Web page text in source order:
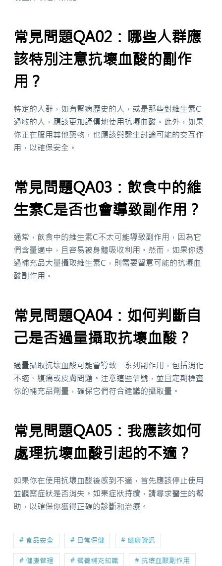
常見問題QA02：哪些人群應
該特別注意抗壞血酸的副作
用？
特定的人群，如有腎病歷史的人，或是那些對維生素C
過敏的人，應該更加謹慎地使用抗壞血酸。此外，如果
你正在服用其他藥物，也應該與醫生討論可能的交互作
用，以確保安全。
常見問題QA03：飲食中的維
生素C是否也會導致副作用？
通常，飲食中的維生素C不太可能導致副作用，因為它
們含量適中，且容易被身體吸收利用。然而，如果你透
過補充品大量攝取維生素C，則需要留意可能的抗壞血
酸副作用。
常見問題QA04：如何判斷自
己是否過量攝取抗壞血酸？
過量攝取抗壞血酸可能會導致一系列副作用，包括消化
不適、腹痛或皮膚問題。注意這些信號，並且定期檢查
你的補充品劑量，確保它們符合建議的攝取量。
常見問題QA05：我應該如何
處理抗壞血酸引起的不適？
如果你在使用抗壞血酸後感到不適，首先應該停止使用
並觀察症狀是否消失。如果症狀持續，請尋求醫生的幫
助，以確保你獲得正確的診斷和治療。
# 食品安全 # 日常保健 # 健康資訊
# 健康管理 # 營養補充知識 # 抗壞血酸副作用